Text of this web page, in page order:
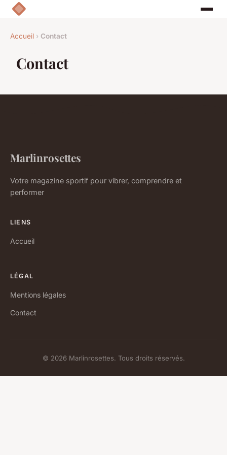
Accueil › Contact
Contact
Marlinrosettes
Votre magazine sportif pour vibrer, comprendre et
performer
LIENS
Accueil
LÉGAL
Mentions légales
Contact
© 2026 Marlinrosettes. Tous droits réservés.